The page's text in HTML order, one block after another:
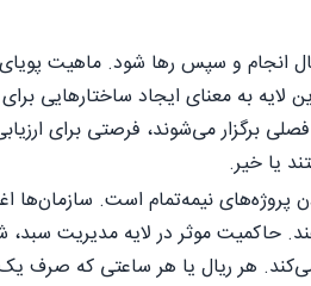
انجام و سپس رها شود. ماهیت پویای
به معنای ایجاد ساختارهایی برای
برگزار می‌شوند، فرصتی برای
یا خیر.
نیمه‌تمام است. سازمان‌ها
حاکمیت موثر در لایه مدیریت
هر ریال یا هر ساعتی که صرف